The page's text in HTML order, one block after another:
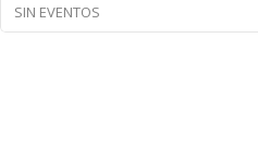
SIN EVENTOS